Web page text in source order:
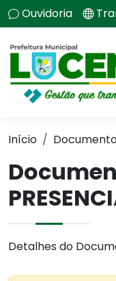
Ouvidoria
Início
Detalhes do